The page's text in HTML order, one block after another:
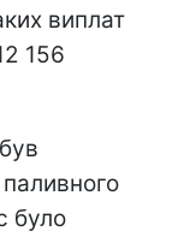
виплат
156
було